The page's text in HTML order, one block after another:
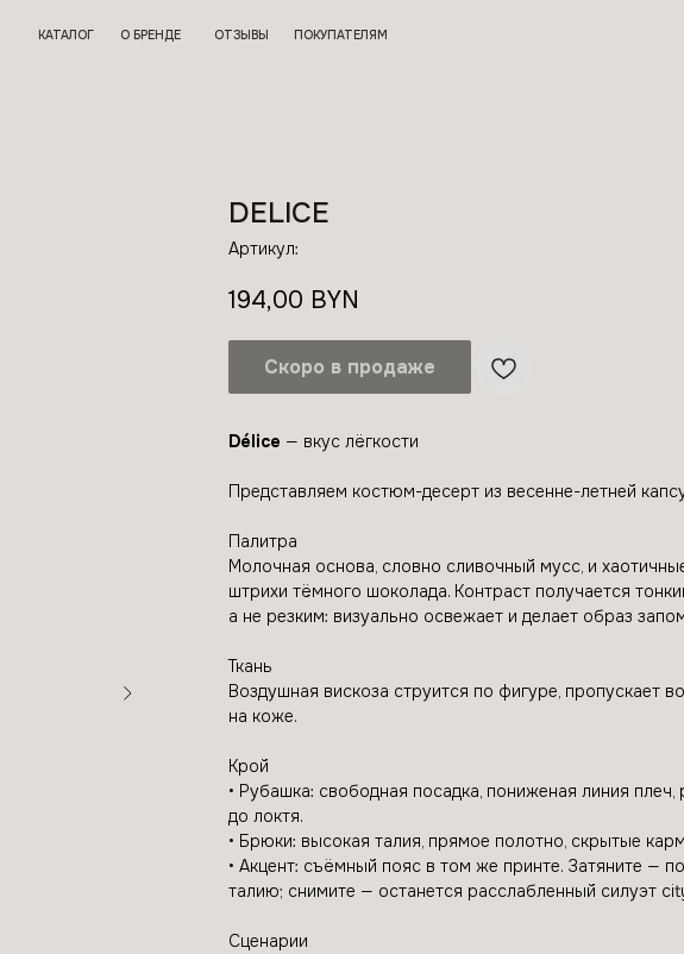
О БРЕНДЕ ОТЗЫВЫ ПОКУПАТЕЛЯМ
DELICE
Артикул:
194,00 BYN
Délice — вкус лёгкости
Представляем костюм-десерт из весенне-летней
Палитра
Молочная основа, словно сливочный мусс, и
штрихи тёмного шоколада. Контраст получается
а не резким: визуально освежает и делает образ
Ткань
Воздушная вискоза струится по фигуре, пропускает
на коже.
Крой
• Рубашка: свободная посадка, пониженая линия
до локтя.
• Брюки: высокая талия, прямое полотно, скрытые
• Акцент: съёмный пояс в том же принте. Затяните —
талию; снимите — останется расслабленный силуэт
Сценарии